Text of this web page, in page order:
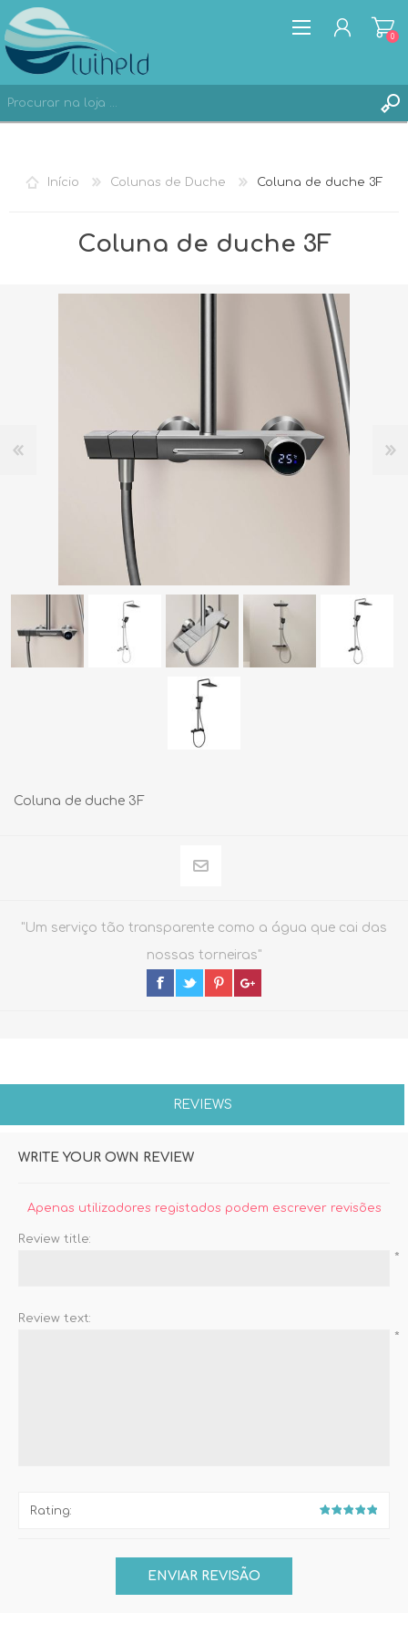
REGISTAR
0
Início Colunas de Duche Coluna de duche 3F
Coluna de duche 3F
Coluna de duche 3F
"Um serviço tão transparente como a água que cai das
nossas torneiras"
REVIEWS
WRITE YOUR OWN REVIEW
Apenas utilizadores registados podem escrever revisões
Review title:
*
Review text:
*
Rating: